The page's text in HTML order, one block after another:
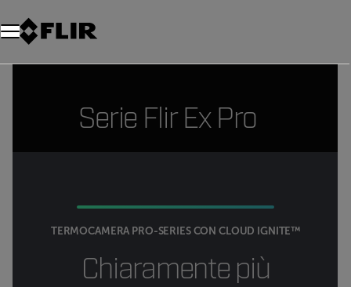
Unread messages
Modello
Rimuovi
articoli
articolo
Aggiungi al carrello
Aggiunto al carrello
Serie Flir Ex Pro
TERMOCAMERA PRO-SERIES CON CLOUD IGNITE™
Chiaramente più